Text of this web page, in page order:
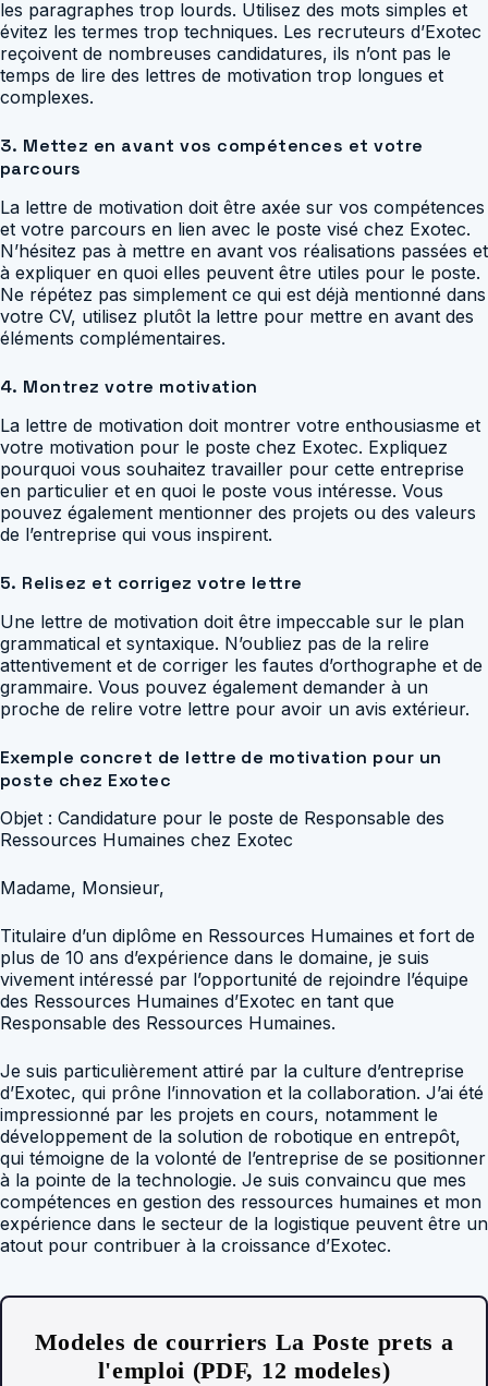
les paragraphes trop lourds. Utilisez des mots simples et
évitez les termes trop techniques. Les recruteurs d’Exotec
reçoivent de nombreuses candidatures, ils n’ont pas le
temps de lire des lettres de motivation trop longues et
complexes.
3. Mettez en avant vos compétences et votre
parcours
La lettre de motivation doit être axée sur vos compétences
et votre parcours en lien avec le poste visé chez Exotec.
N’hésitez pas à mettre en avant vos réalisations passées et
à expliquer en quoi elles peuvent être utiles pour le poste.
Ne répétez pas simplement ce qui est déjà mentionné dans
votre CV, utilisez plutôt la lettre pour mettre en avant des
éléments complémentaires.
4. Montrez votre motivation
La lettre de motivation doit montrer votre enthousiasme et
votre motivation pour le poste chez Exotec. Expliquez
pourquoi vous souhaitez travailler pour cette entreprise
en particulier et en quoi le poste vous intéresse. Vous
pouvez également mentionner des projets ou des valeurs
de l’entreprise qui vous inspirent.
5. Relisez et corrigez votre lettre
Une lettre de motivation doit être impeccable sur le plan
grammatical et syntaxique. N’oubliez pas de la relire
attentivement et de corriger les fautes d’orthographe et de
grammaire. Vous pouvez également demander à un
proche de relire votre lettre pour avoir un avis extérieur.
Exemple concret de lettre de motivation pour un
poste chez Exotec
Objet : Candidature pour le poste de Responsable des
Ressources Humaines chez Exotec
Madame, Monsieur,
Titulaire d’un diplôme en Ressources Humaines et fort de
plus de 10 ans d’expérience dans le domaine, je suis
vivement intéressé par l’opportunité de rejoindre l’équipe
des Ressources Humaines d’Exotec en tant que
Responsable des Ressources Humaines.
Je suis particulièrement attiré par la culture d’entreprise
d’Exotec, qui prône l’innovation et la collaboration. J’ai été
impressionné par les projets en cours, notamment le
développement de la solution de robotique en entrepôt,
qui témoigne de la volonté de l’entreprise de se positionner
à la pointe de la technologie. Je suis convaincu que mes
compétences en gestion des ressources humaines et mon
expérience dans le secteur de la logistique peuvent être un
atout pour contribuer à la croissance d’Exotec.
Modeles de courriers La Poste prets a
l'emploi (PDF, 12 modeles)